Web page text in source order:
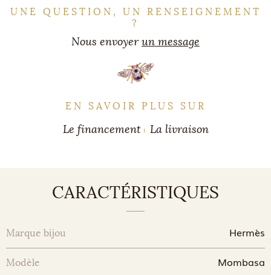
UNE QUESTION, UN RENSEIGNEMENT
?
Nous envoyerun message
EN SAVOIR PLUS SUR
Le financement La livraison
CARACTÉRISTIQUES
Marque bijou Hermès
Modèle Mombasa